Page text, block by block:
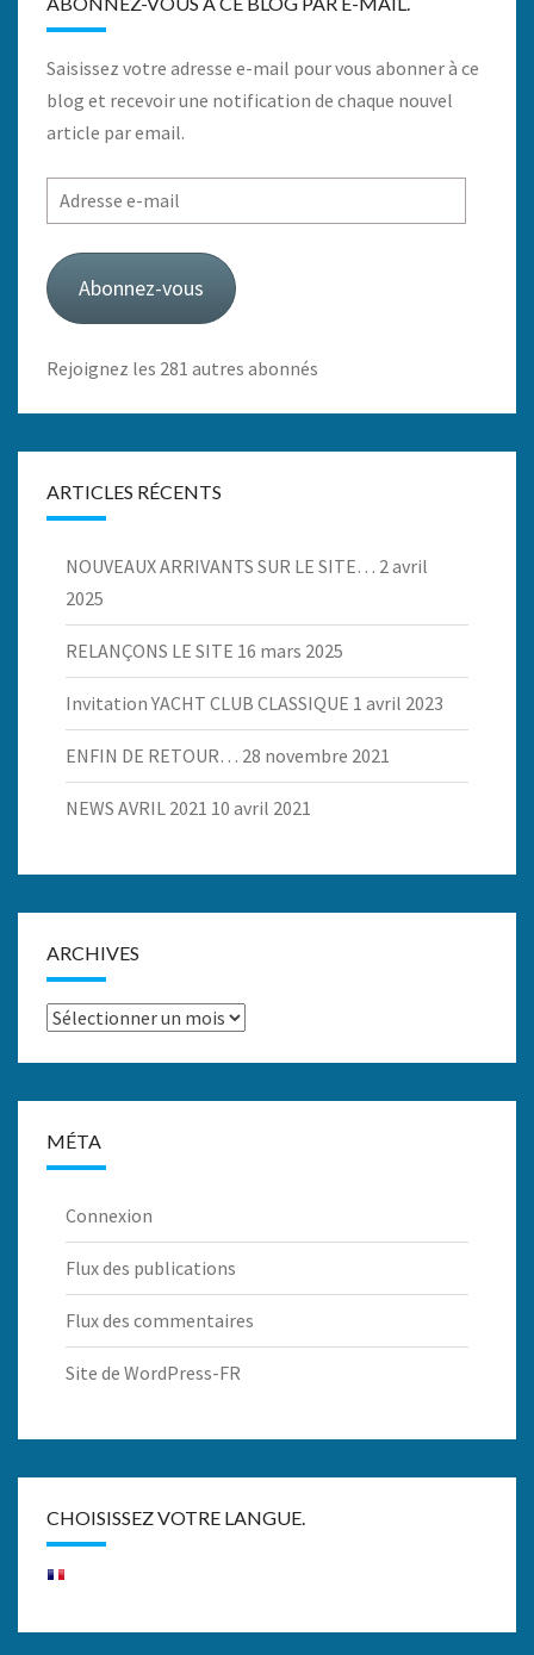
Saisissez votre adresse e-mail pour vous abonner à ce
blog et recevoir une notification de chaque nouvel
article par email.
Adresse
e-
mail
Abonnez-vous
Rejoignez les 281 autres abonnés
ARTICLES RÉCENTS
NOUVEAUX ARRIVANTS SUR LE SITE… 2 avril
2025
RELANÇONS LE SITE 16 mars 2025
Invitation YACHT CLUB CLASSIQUE 1 avril 2023
ENFIN DE RETOUR… 28 novembre 2021
NEWS AVRIL 2021 10 avril 2021
ARCHIVES
Archives
MÉTA
Connexion
Flux des publications
Flux des commentaires
Site de WordPress-FR
CHOISISSEZ VOTRE LANGUE.